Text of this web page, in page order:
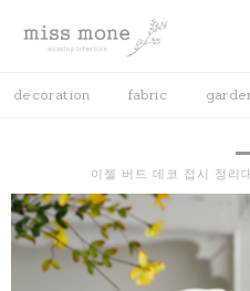
decoration fabric
이젤 버드 데코 접시 정리